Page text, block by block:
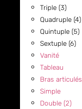
Triple (3)
Quadruple (4)
Quintuple (5)
Sextuple (6)
Vanité
Tableau
Bras articulés
Simple
Double (2)